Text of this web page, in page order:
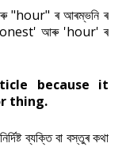
"hour" ৰ আৰম্ভনি ৰ
'honest' আৰু 'hour' ৰ
because it
thing.
ব্যক্তি বা বস্তুৰ কথা